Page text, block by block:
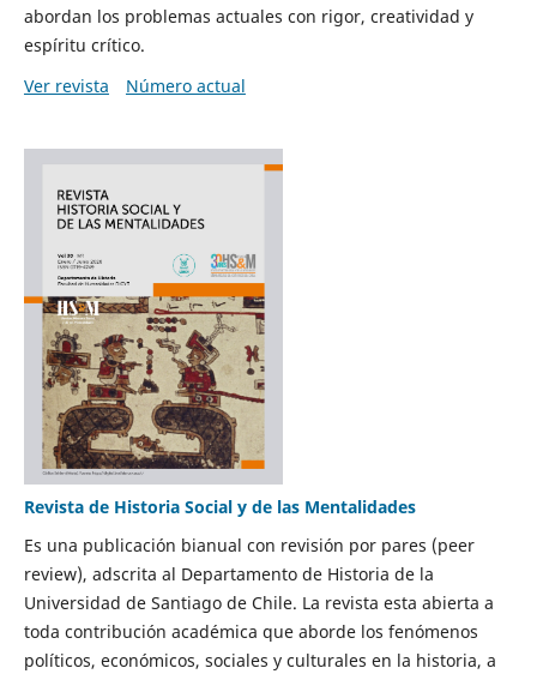
abordan los problemas actuales con rigor, creatividad y
espíritu crítico.
Ver revista
Número actual
Revista de Historia Social y de las Mentalidades
Es una publicación bianual con revisión por pares (peer
review), adscrita al Departamento de Historia de la
Universidad de Santiago de Chile. La revista esta abierta a
toda contribución académica que aborde los fenómenos
políticos, económicos, sociales y culturales en la historia, a